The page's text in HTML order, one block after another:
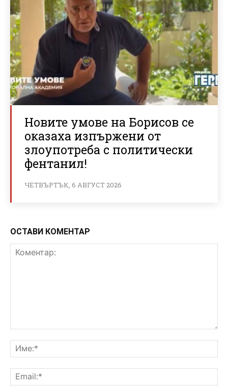
Новите умове на Борисов се
оказаха изпържени от
злоупотреба с политически
фентанил!
ЧЕТВЪРТЪК, 6 АВГУСТ 2026
ОСТАВИ КОМЕНТАР